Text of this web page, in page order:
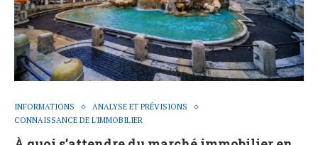
INFORMATIONS
ANALYSE ET PRÉVISIONS
CONNAISSANCE DE L'IMMOBILIER